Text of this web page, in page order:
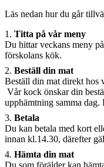
Läs nedan hur du går
Titta på vår meny
Du hittar veckans meny på
förskolans kök.
Beställ din mat
Beställ din mat direkt hos
Vår kock önskar din
upphämtning samma
Betala
Du kan betala med kort
innan kl.14.30, därefter
Hämta din mat
Du som förälder kan